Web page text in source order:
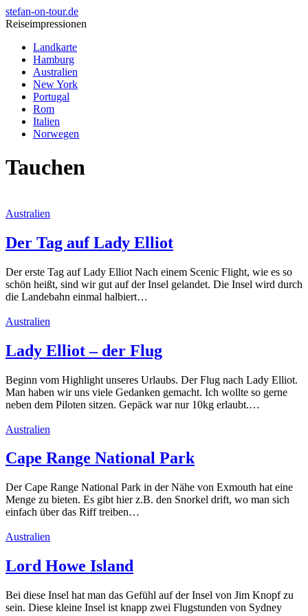
stefan-on-tour.de
Reiseimpressionen
Landkarte
Hamburg
Australien
New York
Portugal
Rom
Italien
Norwegen
Tauchen
Australien
Der Tag auf Lady Elliot
Der erste Tag auf Lady Elliot Nach einem Scenic Flight, wie es so
schön heißt, sind wir gut auf der Insel gelandet. Die Insel wird durch
die Landebahn einmal halbiert…
Australien
Lady Elliot – der Flug
Beginn vom Highlight unseres Urlaubs. Der Flug nach Lady Elliot.
Man haben wir uns viele Gedanken gemacht. Ich wollte so gerne
neben dem Piloten sitzen. Gepäck war nur 10kg erlaubt.…
Australien
Cape Range National Park
Der Cape Range National Park in der Nähe von Exmouth hat eine
Menge zu bieten. Es gibt hier z.B. den Snorkel drift, wo man sich
einfach über das Riff treiben…
Australien
Lord Howe Island
Bei diese Insel hat man das Gefühl auf der Insel von Jim Knopf zu
sein. Diese kleine Insel ist knapp zwei Flugstunden von Sydney